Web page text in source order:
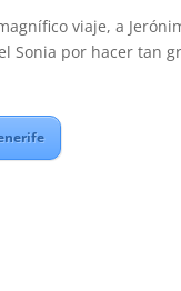
viaje, a
Sonia por hacer tan